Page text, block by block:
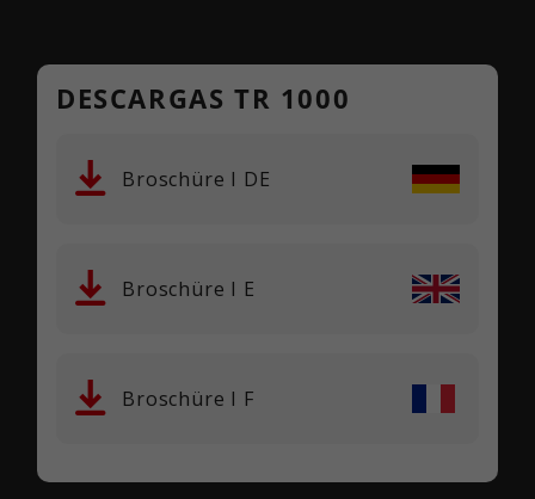
DESCARGAS TR 1000
Broschüre I DE
Broschüre I E
Broschüre I F